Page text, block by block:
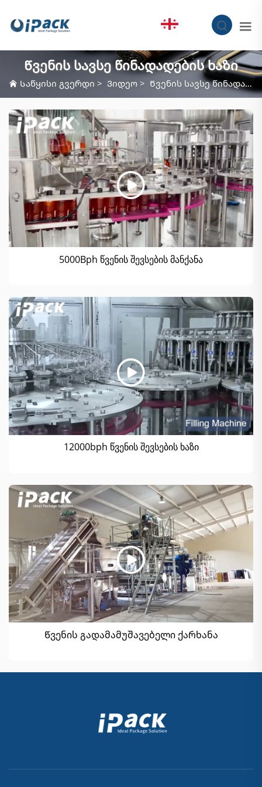
Წვენის სავსე წინადადების ხაზი
Საწყისი გვერდი > Ვიდეო > Წვენის სავსე წინადადების ხაზი
5000Bph წვენის შევსების მანქანა
12000bph წვენის შევსების ხაზი
Წვენის გადამამუშავებელი ქარხანა